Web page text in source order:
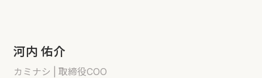
河内 佑介
カミナシ | 取締役COO